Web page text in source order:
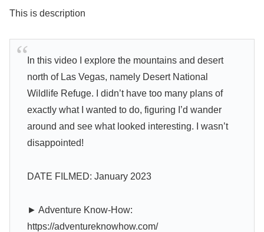
This is description
In this video I explore the mountains and desert
north of Las Vegas, namely Desert National
Wildlife Refuge. I didn’t have too many plans of
exactly what I wanted to do, figuring I’d wander
around and see what looked interesting. I wasn’t
disappointed!
DATE FILMED: January 2023
► Adventure Know-How:
https://adventureknowhow.com/